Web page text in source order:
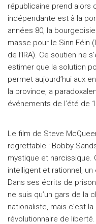
républicaine prend alors
indépendante est à la
années 80, la
masse pour le Sinn Féin
de l’IRA). Ce soutien ne
estimer que la solution
permet aujourd’hui aux
la province, a
événements de l’été de
Le film de Steve
regrettable : Bobby
mystique et narcissique.
intelligent et rationnel,
Dans ses écrits de
ne suis qu’un gars de la
nationaliste, mais c’est
révolutionnaire de